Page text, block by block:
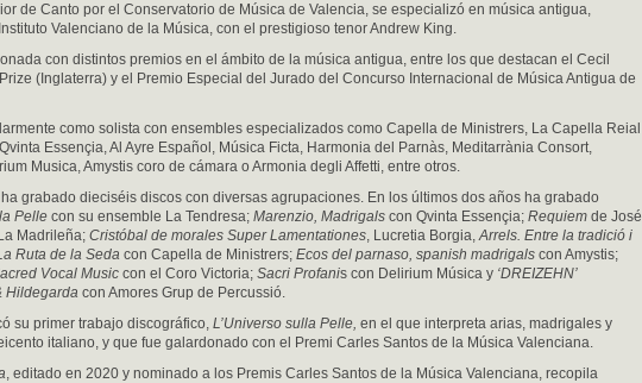
de Canto por el Conservatorio de Música de Valencia, se especializó en música antigua,
Valenciano de la Música, con el prestigioso tenor Andrew King.
con distintos premios en el ámbito de la música antigua, entre los que destacan el Cecil
(Inglaterra) y el Premio Especial del Jurado del Concurso Internacional de Música Antigua de
como solista con ensembles especializados como Capella de Ministrers, La Capella Reial
Essençia, Al Ayre Español, Música Ficta, Harmonia del Parnàs, Meditarrània Consort,
Musica, Amystis coro de cámara o Armonia degli Affetti, entre otros.
grabado dieciséis discos con diversas agrupaciones. En los últimos dos años ha grabado
Pelle con su ensemble La Tendresa; Marenzio, Madrigals con Qvinta Essençia; Requiem de José
Madrileña; Cristóbal de morales Super Lamentationes, Lucretia Borgia,Arrels. Entre la tradició i
Ruta de la Seda con Capella de Ministrers; Ecos del parnaso, spanish madrigals con Amystis;
Vocal Music con el Coro Victoria; Sacri Profanis con Delirium Música y ‘DREIZEHN’
Hildegarda con Amores Grup de Percussió.
su primer trabajo discográfico, L’Universo sulla Pelle, en el que interpreta arias, madrigales y
italiano, y que fue galardonado con el Premi Carles Santos de la Música Valenciana.
, editado en 2020 y nominado a los Premis Carles Santos de la Música Valenciana, recopila